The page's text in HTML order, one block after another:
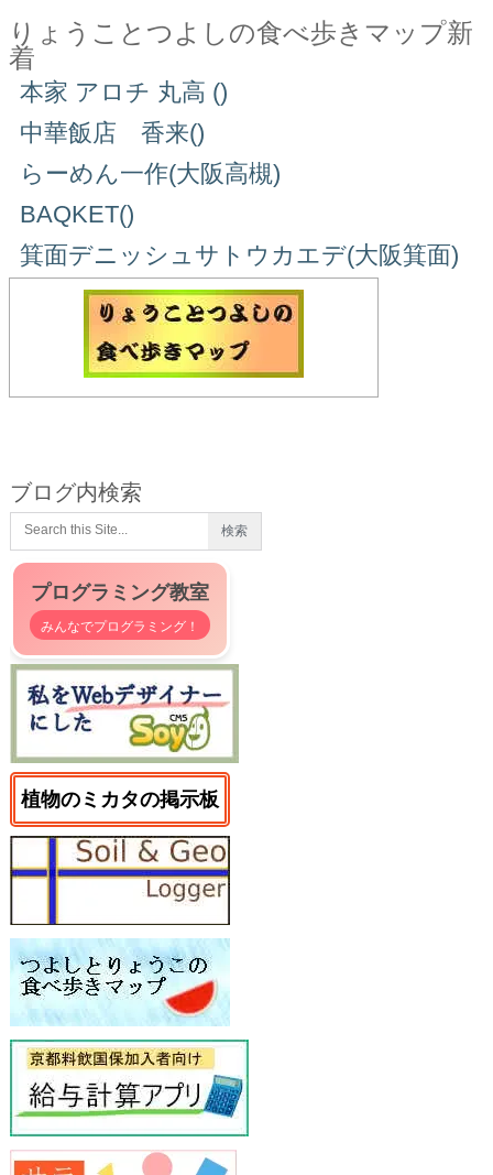
りょうことつよしの食べ歩きマップ新
着
本家 アロチ 丸高 ()
中華飯店 香来()
らーめん一作(大阪高槻)
BAQKET()
箕面デニッシュサトウカエデ(大阪箕面)
ブログ内検索
プログラミング教室
みんなでプログラミング！
植物のミカタの掲示板